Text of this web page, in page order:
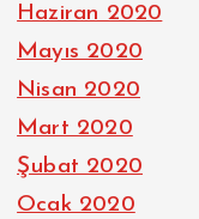
Haziran 2020
Mayıs 2020
Nisan 2020
Mart 2020
Şubat 2020
Ocak 2020